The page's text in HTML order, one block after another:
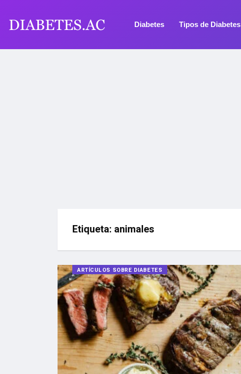
Diabetes Tipos de Diabetes
Etiqueta: animales
ARTÍCULOS SOBRE DIABETES